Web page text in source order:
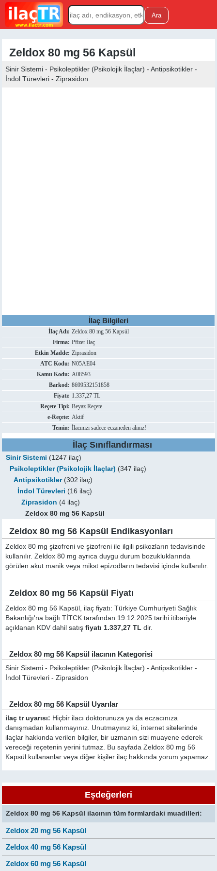
Zeldox 80 mg 56 Kapsül
Sinir Sistemi - Psikoleptikler (Psikolojik İlaçlar) - Antipsikotikler -
İndol Türevleri - Ziprasidon
İlaç Bilgileri
İlaç Adı: Zeldox 80 mg 56 Kapsül
Firma: Pfizer İlaç
Etkin Madde: Ziprasidon
ATC Kodu: N05AE04
Kamu Kodu: A08593
Barkod: 8699532151858
Fiyatı: 1.337,27 TL
Reçete Tipi: Beyaz Reçete
e-Reçete: Aktif
Temin: İlacınızı sadece eczaneden alınız!
İlaç Sınıflandırması
Sinir Sistemi (1247 ilaç)
Psikoleptikler (Psikolojik İlaçlar) (347 ilaç)
Antipsikotikler(302 ilaç)
İndol Türevleri (16 ilaç)
Ziprasidon (4 ilaç)
Zeldox 80 mg 56 Kapsül
Zeldox 80 mg 56 Kapsül Endikasyonları
Zeldox 80 mg şizofreni ve şizofreni ile ilgili psikozların tedavisinde
kullanılır. Zeldox 80 mg ayrıca duygu durum bozukluklarında
görülen akut manik veya mikst epizodların tedavisi içinde kullanılır.
Zeldox 80 mg 56 Kapsül Fiyatı
Zeldox 80 mg 56 Kapsül, ilaç fiyatı: Türkiye Cumhuriyeti Sağlık
Bakanlığı'na bağlı TİTCK tarafından 19.12.2025 tarihi itibariyle
açıklanan KDV dahil satışfiyatı 1.337,27 TL dir.
Zeldox 80 mg 56 Kapsül ilacının Kategorisi
Sinir Sistemi - Psikoleptikler (Psikolojik İlaçlar) - Antipsikotikler -
İndol Türevleri - Ziprasidon
Zeldox 80 mg 56 Kapsül Uyarılar
ilaç tr uyarısı: Hiçbir ilacı doktorunuza ya da eczacınıza
danışmadan kullanmayınız. Unutmayınız ki, internet sitelerinde
ilaçlar hakkında verilen bilgiler, bir uzmanın sizi muayene ederek
vereceği reçetenin yerini tutmaz. Bu sayfada Zeldox 80 mg 56
Kapsül kullananlar veya diğer kişiler ilaç hakkında yorum yapamaz.
Eşdeğerleri
Zeldox 80 mg 56 Kapsül ilacının tüm formlardaki muadilleri:
Zeldox 20 mg 56 Kapsül
Zeldox 40 mg 56 Kapsül
Zeldox 60 mg 56 Kapsül